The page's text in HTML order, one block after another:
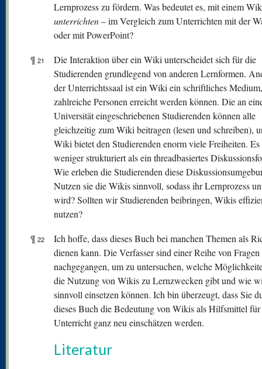
Lernprozess zu fördern. Was bedeutet es, mit einem
unterrichten– im Vergleich zum Unterrichten mit der
oder mit PowerPoint?
¶ 21
Die Interaktion über ein Wiki unterscheidet sich für die
Studierenden grundlegend von anderen Lernformen.
der Unterrichtssaal ist ein Wiki ein schriftliches
zahlreiche Personen erreicht werden können. Die an
Universität eingeschriebenen Studierenden können alle
gleichzeitig zum Wiki beitragen (lesen und schreiben),
Wiki bietet den Studierenden enorm viele Freiheiten. Es
weniger strukturiert als ein threadbasiertes
Wie erleben die Studierenden diese
Nutzen sie die Wikis sinnvoll, sodass ihr Lernprozess
wird? Sollten wir Studierenden beibringen, Wikis
nutzen?
¶ 22
Ich hoffe, dass dieses Buch bei manchen Themen als
dienen kann. Die Verfasser sind einer Reihe von Fragen
nachgegangen, um zu untersuchen, welche
die Nutzung von Wikis zu Lernzwecken gibt und wie
sinnvoll einsetzen können. Ich bin überzeugt, dass Sie
dieses Buch die Bedeutung von Wikis als Hilfsmittel für
Unterricht ganz neu einschätzen werden.
Literatur